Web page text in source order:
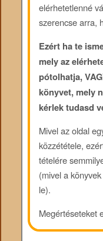
elérhetetlenné
szerencse arra,
Ezért ha te
mely az
pótolhatja,
könyvet, mely
kérlek tudasd
Mivel az oldal
közzététele,
tételére
(mivel a
le).
Megértéseteket